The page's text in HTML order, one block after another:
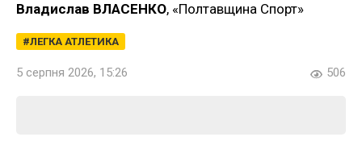
Владислав ВЛАСЕНКО, «Полтавщина Спорт»
ЛЕГКА АТЛЕТИКА
5 серпня 2026, 15:26 506